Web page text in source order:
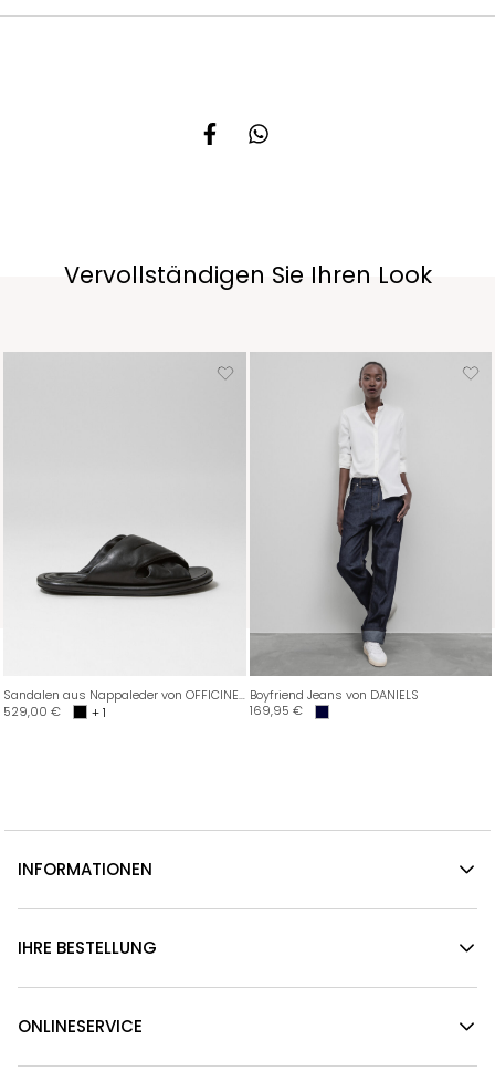
Vervollständigen Sie Ihren Look
Sandalen aus Nappaleder von OFFICINE CREATIVE
529,00 € + 1
Boyfriend Jeans von DANIELS
169,95 €
INFORMATIONEN
IHRE BESTELLUNG
ONLINESERVICE